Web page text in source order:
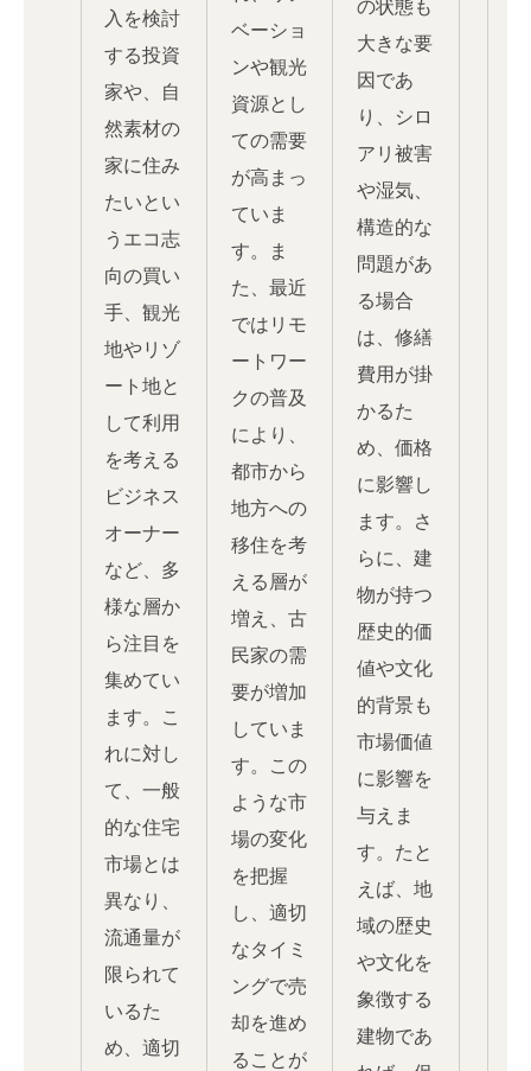
入を検討
する投資
家や、自
然素材の
家に住み
たいとい
うエコ志
向の買い
手、観光
地やリゾ
ート地と
して利用
を考える
ビジネス
オーナー
など、多
様な層か
ら注目を
集めてい
ます。こ
れに対し
て、一般
的な住宅
市場とは
異なり、
流通量が
限られて
いるた
め、適切
ベーショ
ンや観光
資源とし
ての需要
が高まっ
ていま
す。ま
た、最近
ではリモ
ートワー
クの普及
により、
都市から
地方への
移住を考
える層が
増え、古
民家の需
要が増加
していま
す。この
ような市
場の変化
を把握
し、適切
なタイミ
ングで売
却を進め
ることが
の状態も
大きな要
因であ
り、シロ
アリ被害
や湿気、
構造的な
問題があ
る場合
は、修繕
費用が掛
かるた
め、価格
に影響し
ます。さ
らに、建
物が持つ
歴史的価
値や文化
的背景も
市場価値
に影響を
与えま
す。たと
えば、地
域の歴史
や文化を
象徴する
建物であ